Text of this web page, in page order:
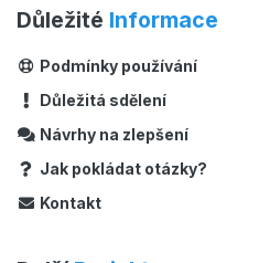
Důležité Informace
Podmínky používání
Důležitá sdělení
Návrhy na zlepšení
Jak pokládat otázky?
Kontakt